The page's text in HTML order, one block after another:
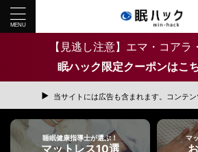
【見逃し注意】エマ・コアラ
眠ハック限定クーポンはこ
当サイトには広告も含まれます。コンテ
睡眠健康指導士が選ぶ！
マットレス10選
マ